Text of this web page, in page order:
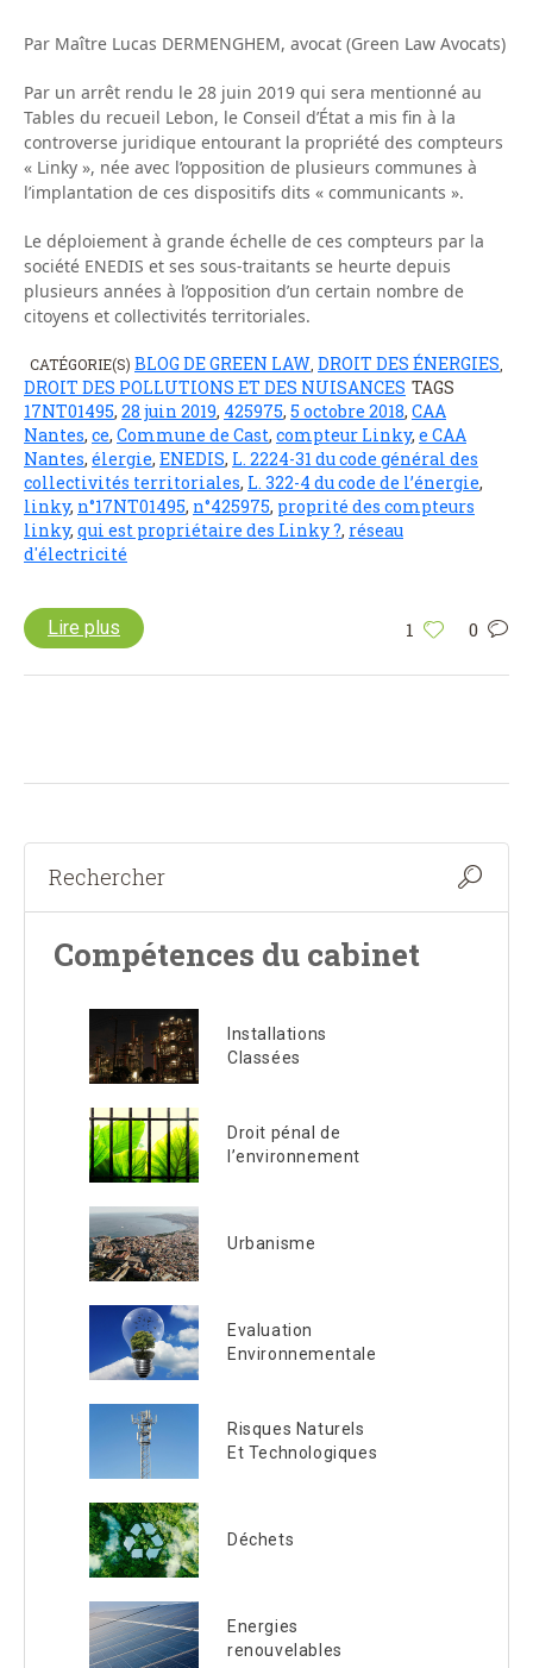
Par Maître Lucas DERMENGHEM, avocat (Green Law Avocats)
Par un arrêt rendu le 28 juin 2019 qui sera mentionné au
Tables du recueil Lebon, le Conseil d’État a mis fin à la
controverse juridique entourant la propriété des compteurs
« Linky », née avec l’opposition de plusieurs communes à
l’implantation de ces dispositifs dits « communicants ».
Le déploiement à grande échelle de ces compteurs par la
société ENEDIS et ses sous-traitants se heurte depuis
plusieurs années à l’opposition d’un certain nombre de
citoyens et collectivités territoriales.
CATÉGORIE(S) BLOG DE GREEN LAW DROIT DES ÉNERGIES
DROIT DES POLLUTIONS ET DES NUISANCES TAGS
17NT01495, 28 juin 2019, 425975, 5 octobre 2018, CAA
Nantes, ce, Commune de Cast, compteur Linky, e CAA
Nantes, élergie, ENEDIS, L. 2224-31 du code général des
collectivités territoriales, L. 322-4 du code de l’énergie,
linky, n°17NT01495, n°425975, proprité des compteurs
linky, qui est propriétaire des Linky ?, réseau
d'électricité
1 0
Lire plus
Compétences du cabinet
Installations
Classées
Droit pénal de
l’environnement
Urbanisme
Evaluation
Environnementale
Risques Naturels
Et Technologiques
Déchets
Energies
renouvelables